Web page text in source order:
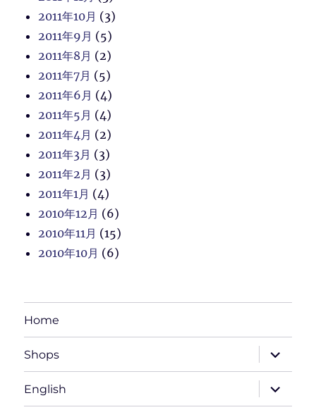
2011年10月 (3)
2011年9月 (5)
2011年8月 (2)
2011年7月 (5)
2011年6月 (4)
2011年5月 (4)
2011年4月 (2)
2011年3月 (3)
2011年2月 (3)
2011年1月 (4)
2010年12月 (6)
2010年11月 (15)
2010年10月 (6)
Home
Shops
ブ
メ
ニ
ュ
ー
English
ブ
メ